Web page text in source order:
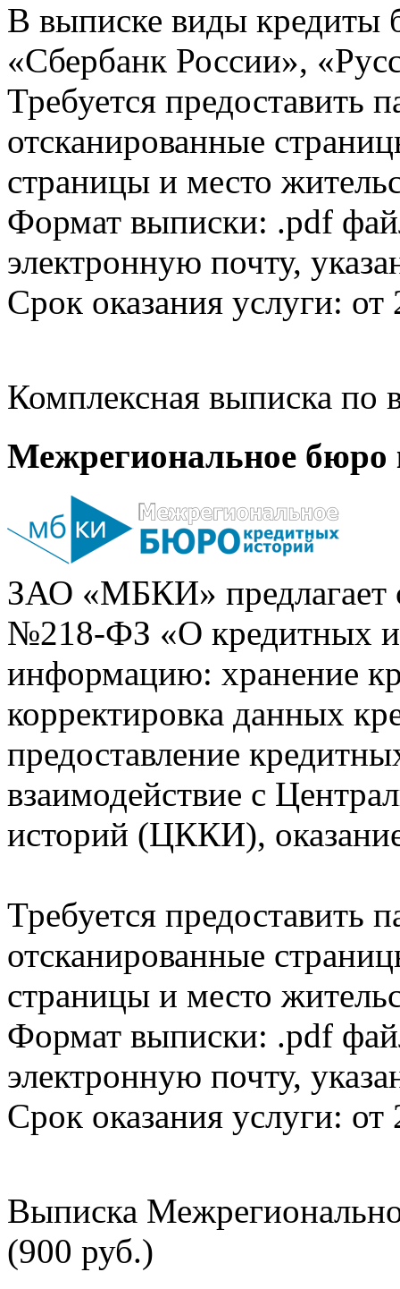
В выписке виды кредиты
«Сбербанк России»,
Требуется предоставить
отсканированные
страницы и место
Формат выписки: .pdf
электронную почту,
Срок оказания услуги: от
Комплексная выписка
Межрегиональное бюро
ЗАО «МБКИ» предлагает
№218-ФЗ «О кредитных
информацию: хранение
корректировка данных
предоставление
взаимодействие с
историй (ЦККИ),
Требуется предоставить
отсканированные
страницы и место
Формат выписки: .pdf
электронную почту,
Срок оказания услуги: от
Выписка
(900 руб.)